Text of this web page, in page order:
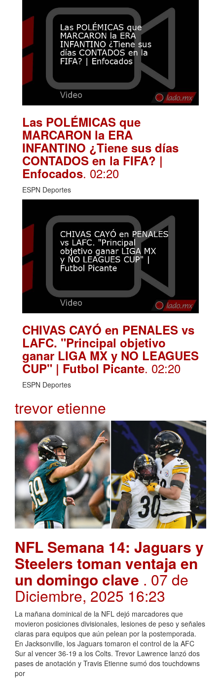
Las POLÉMICAS que
MARCARON la ERA
INFANTINO ¿Tiene sus días
CONTADOS en la FIFA? |
Enfocados. 02:20
ESPN Deportes
CHIVAS CAYÓ en PENALES vs
LAFC. "Principal objetivo
ganar LIGA MX y NO LEAGUES
CUP" | Futbol Picante. 02:20
ESPN Deportes
trevor etienne
NFL Semana 14: Jaguars y
Steelers toman ventaja en
un domingo clave . 07 de
Diciembre, 2025 16:23
La mañana dominical de la NFL dejó marcadores que
movieron posiciones divisionales, lesiones de peso y señales
claras para equipos que aún pelean por la postemporada.
En Jacksonville, los Jaguars tomaron el control de la AFC
Sur al vencer 36-19 a los Colts. Trevor Lawrence lanzó dos
pases de anotación y Travis Etienne sumó dos touchdowns
por